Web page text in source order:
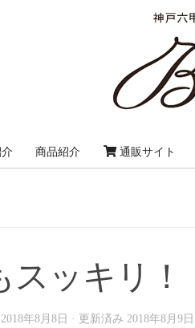
商品紹介 通販サイト
ッキリ！
2018年8月8日 · 更新済み 2018年8月9日